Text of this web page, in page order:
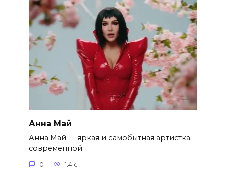
Анна Май
Анна Май — яркая и самобытная артистка
современной
0 1.4к.